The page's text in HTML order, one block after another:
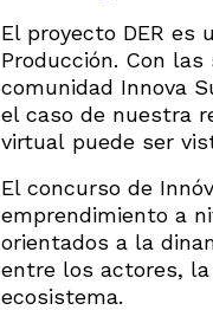
El proyecto DER es
Producción. Con
comunidad Innova
el caso de nuestra
virtual puede ser
El concurso de
emprendimiento a
orientados a la
entre los actores,
ecosistema.